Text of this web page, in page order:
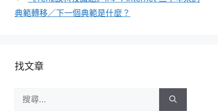
典範轉移／下一個典範是什麼？
找文章
尋: